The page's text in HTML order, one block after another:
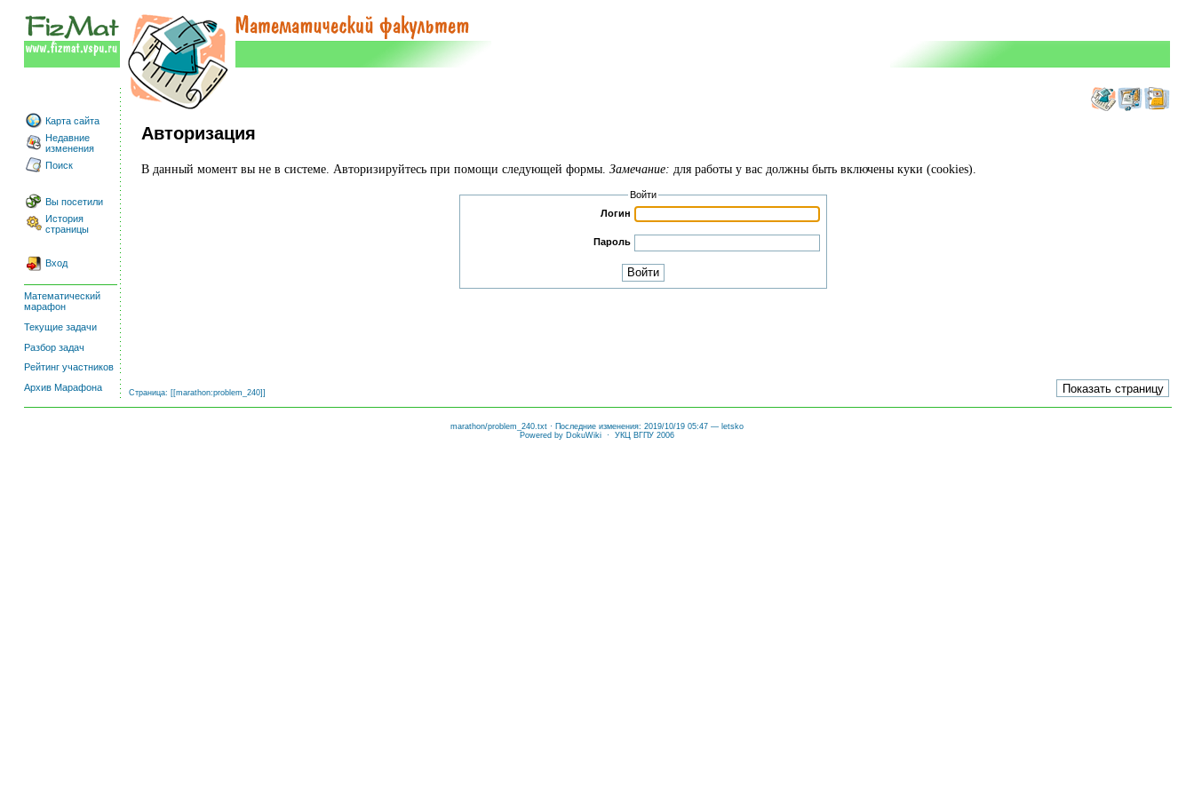
Карта сайта
Недавние
изменения
Поиск
Вы посетили
История
страницы
Вход
Математический
марафон
Текущие задачи
Разбор задач
Рейтинг участников
Архив Марафона
Авторизация
В данный момент вы не в системе. Авторизируйтесь при помощи следующей формы.Замечание: для работы у вас должны быть включены куки (cookies).
Войти
Логин
Пароль
Страница: [[marathon:problem_240]]
marathon/problem_240.txt · Последние изменения: 2019/10/19 05:47 — letsko
Powered by DokuWiki · УКЦ ВГПУ 2006